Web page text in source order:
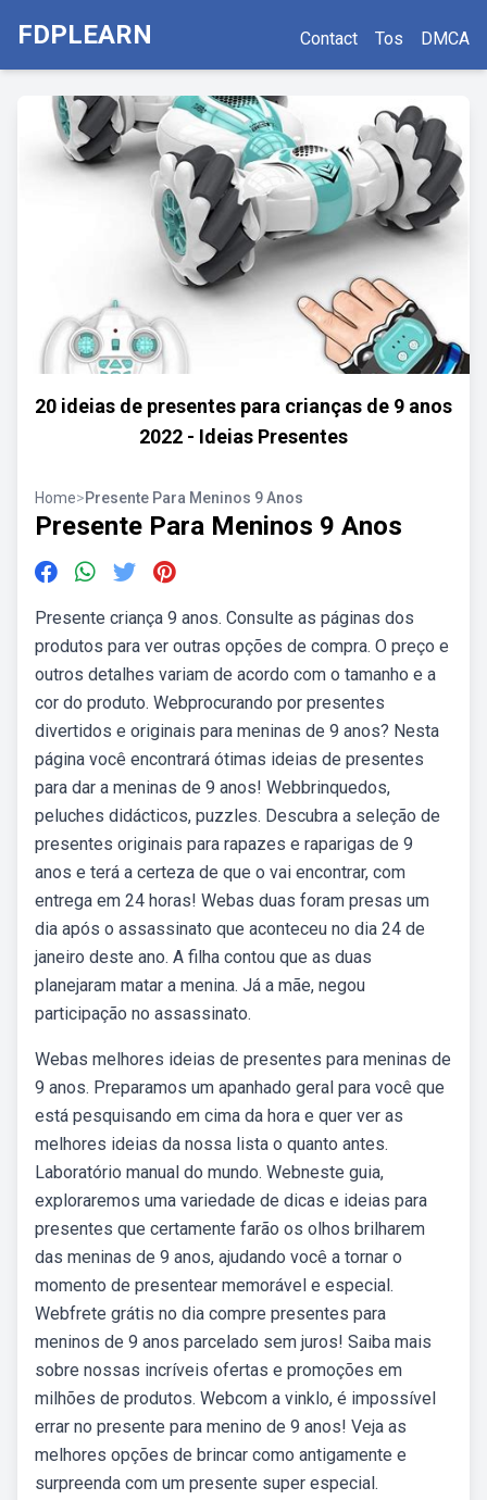
FDPLEARN Contact Tos DMCA
20 ideias de presentes para crianças de 9 anos
2022 - Ideias Presentes
Home>Presente Para Meninos 9 Anos
Presente Para Meninos 9 Anos
Presente criança 9 anos. Consulte as páginas dos
produtos para ver outras opções de compra. O preço e
outros detalhes variam de acordo com o tamanho e a
cor do produto. Webprocurando por presentes
divertidos e originais para meninas de 9 anos? Nesta
página você encontrará ótimas ideias de presentes
para dar a meninas de 9 anos! Webbrinquedos,
peluches didácticos, puzzles. Descubra a seleção de
presentes originais para rapazes e raparigas de 9
anos e terá a certeza de que o vai encontrar, com
entrega em 24 horas! Webas duas foram presas um
dia após o assassinato que aconteceu no dia 24 de
janeiro deste ano. A filha contou que as duas
planejaram matar a menina. Já a mãe, negou
participação no assassinato.
Webas melhores ideias de presentes para meninas de
9 anos. Preparamos um apanhado geral para você que
está pesquisando em cima da hora e quer ver as
melhores ideias da nossa lista o quanto antes.
Laboratório manual do mundo. Webneste guia,
exploraremos uma variedade de dicas e ideias para
presentes que certamente farão os olhos brilharem
das meninas de 9 anos, ajudando você a tornar o
momento de presentear memorável e especial.
Webfrete grátis no dia compre presentes para
meninos de 9 anos parcelado sem juros! Saiba mais
sobre nossas incríveis ofertas e promoções em
milhões de produtos. Webcom a vinklo, é impossível
errar no presente para menino de 9 anos! Veja as
melhores opções de brincar como antigamente e
surpreenda com um presente super especial.